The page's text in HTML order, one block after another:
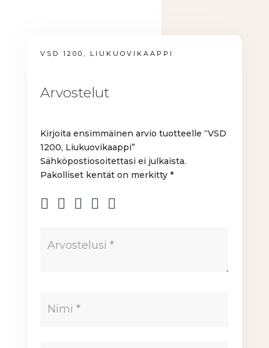
VSD 1200, LIUKUOVIKAAPPI
Arvostelut
Kirjoita ensimmäinen arvio tuotteelle “VSD
1200, Liukuovikaappi”
Sähköpostiosoitettasi ei julkaista.
Pakolliset kentät on merkitty*